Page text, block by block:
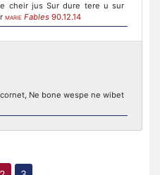
cheir jus Sur dure tere u sur
MARIE Fables 90.12.14
Ne bone wespe ne wibet